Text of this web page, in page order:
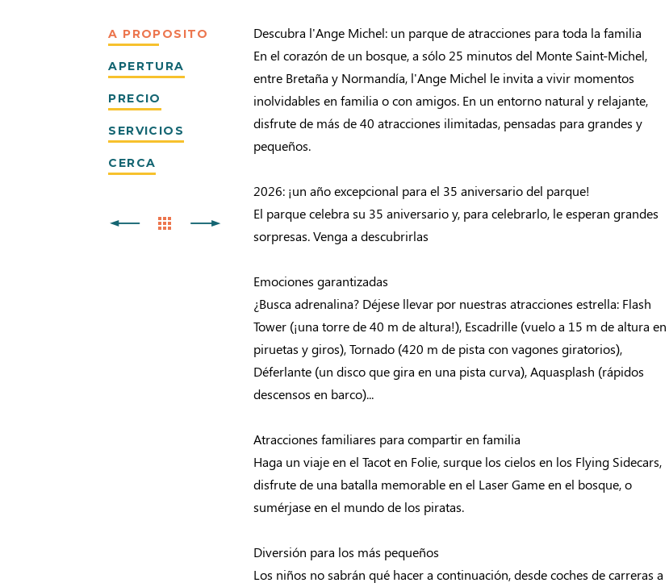
A PROPOSITO
APERTURA
PRECIO
SERVICIOS
CERCA
Descubra l'Ange Michel: un parque de atracciones para toda la familia
En el corazón de un bosque, a sólo 25 minutos del Monte Saint-Michel,
entre Bretaña y Normandía, l'Ange Michel le invita a vivir momentos
inolvidables en familia o con amigos. En un entorno natural y relajante,
disfrute de más de 40 atracciones ilimitadas, pensadas para grandes y
pequeños.
2026: ¡un año excepcional para el 35 aniversario del parque!
El parque celebra su 35 aniversario y, para celebrarlo, le esperan grandes
sorpresas. Venga a descubrirlas
Emociones garantizadas
¿Busca adrenalina? Déjese llevar por nuestras atracciones estrella: Flash
Tower (¡una torre de 40 m de altura!), Escadrille (vuelo a 15 m de altura en
piruetas y giros), Tornado (420 m de pista con vagones giratorios),
Déferlante (un disco que gira en una pista curva), Aquasplash (rápidos
descensos en barco)...
Atracciones familiares para compartir en familia
Haga un viaje en el Tacot en Folie, surque los cielos en los Flying Sidecars,
disfrute de una batalla memorable en el Laser Game en el bosque, o
sumérjase en el mundo de los piratas.
Diversión para los más pequeños
Los niños no sabrán qué hacer a continuación, desde coches de carreras a